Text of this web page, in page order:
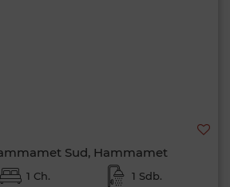
Sud, Hammamet
1 Ch. 1 Sdb.